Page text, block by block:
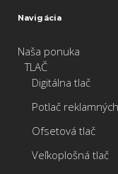
Navigácia
Naša ponuka
TLAČ
Digitálna tlač
Potlač
Ofsetová tlač
Veľkoplošná tlač